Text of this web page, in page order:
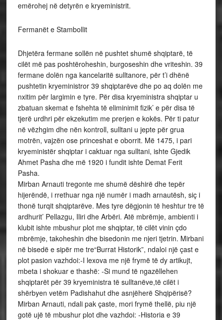
emërohej në detyrën e kryeministrit.
Fermanët e Stambollit
Dhjetëra fermane sollën në pushtet shumë shqiptarë, të
cilët më pas poshtëroheshin, burgoseshin dhe vriteshin. 39
fermane dolën nga kancelaritë sulltanore, për t’i dhënë
pushtetin kryeministror 39 shqiptarëve dhe po aq dolën me
nxitim për largimin e tyre. Për disa kryeministra shqiptar u
zbatuan skemat e fshehta të eliminimit fizik’ e për disa të
tjerë urdhri për ekzekutim me prerjen e kokës. Për ti patur
në vëzhgim dhe nën kontroll, sulltani u jepte për grua
motrën, vajzën ose princeshat e oborrit. Më 1475, i pari
kryeministër shqiptar i caktuar nga sulltani, ishte Gjedik
Ahmet Pasha dhe më 1920 i fundit ishte Demat Ferit
Pasha.
Mirban Arnauti tregonte me shumë dëshirë dhe tepër
hijerëndë, i rrethuar nga një numër i madh arnautësh, siç i
thonë turqit shqiptarëve. Mes tyre dëgjonin të heshtur tre të
ardhurit’ Pellazgu, Iliri dhe Arbëri. Atë mbrëmje, ambienti i
klubit ishte mbushur plot me shqiptar, të cilët vinin çdo
mbrëmje, takoheshin dhe bisedonin me njeri tjetrin. Mirbani
në bisedë e sipër me tre“Burrat Historik”, ndaloi një çast e
plot pasion vazhdoi:-I lexova me një frymë të dy artikujt,
mbeta i shokuar e thashë: -Si mund të ngazëllehen
shqiptarët për 39 kryeministra të sulltanëve,të cilët i
shërbyen vetëm Padishahut dhe asnjëherë Shqipërisë?
Mirban Arnauti, ndali pak çaste, mori frymë thellë, piu një
gotë ujë të mbushur plot dhe vazhdoi: -Historia e 39